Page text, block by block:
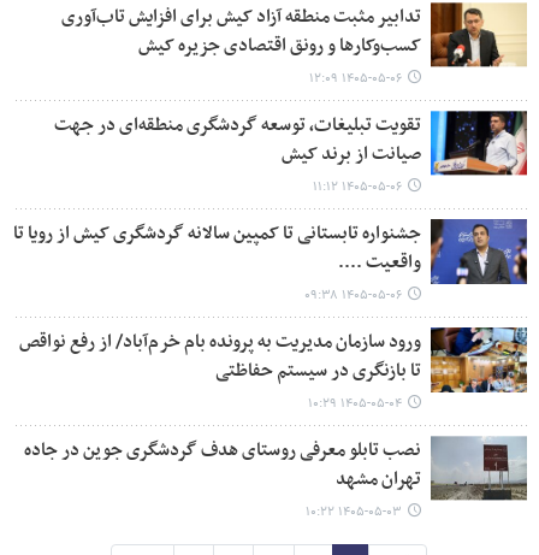
تدابیر مثبت منطقه آزاد کیش برای افزایش تاب‌آوری
کسب‌وکارها و رونق اقتصادی جزیره کیش
۱۴۰۵-۰۵-۰۶ ۱۲:۰۹
تقویت تبلیغات، توسعه گردشگری منطقه‌ای در جهت
صیانت از برند کیش
۱۴۰۵-۰۵-۰۶ ۱۱:۱۲
جشنواره تابستانی تا کمپین سالانه گردشگری کیش از رویا تا
واقعیت ....
۱۴۰۵-۰۵-۰۶ ۰۹:۳۸
ورود سازمان مدیریت به پرونده بام خرم‌آباد/ از رفع نواقص
تا بازنگری در سیستم حفاظتی
۱۴۰۵-۰۵-۰۴ ۱۰:۲۹
نصب تابلو معرفی روستای هدف گردشگری جوین در جاده
تهران مشهد
۱۴۰۵-۰۵-۰۳ ۱۰:۲۲